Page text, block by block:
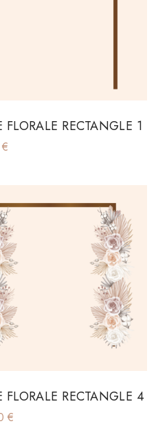
FLORALE RECTANGLE 1
€
FLORALE RECTANGLE 4
€